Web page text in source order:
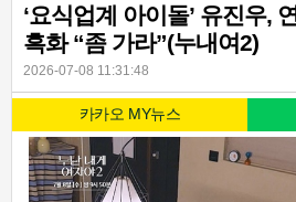
‘요식업계 아이돌’ 유진우,
흑화 “좀 가라”(누내여2)
2026-07-08 11:31:48
카카오 MY뉴스